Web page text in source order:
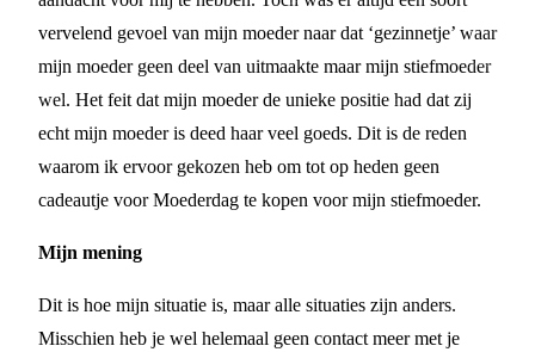
vervelend gevoel van mijn moeder naar dat ‘gezinnetje’ waar
mijn moeder geen deel van uitmaakte maar mijn stiefmoeder
wel. Het feit dat mijn moeder de unieke positie had dat zij
echt mijn moeder is deed haar veel goeds. Dit is de reden
waarom ik ervoor gekozen heb om tot op heden geen
cadeautje voor Moederdag te kopen voor mijn stiefmoeder.
Mijn mening
Dit is hoe mijn situatie is, maar alle situaties zijn anders.
Misschien heb je wel helemaal geen contact meer met je